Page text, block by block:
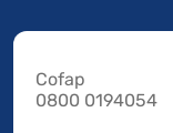
Cofap
0800 0194054